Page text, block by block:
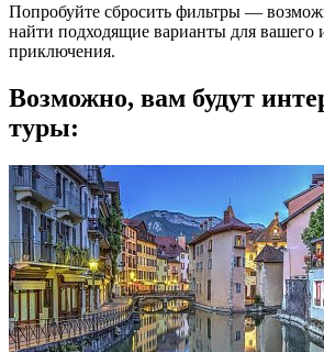
Попробуйте сбросить фильтры —
найти подходящие варианты для вашего
приключения.
Возможно, вам будут
туры: